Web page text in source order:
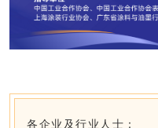
各企业及行业人士：